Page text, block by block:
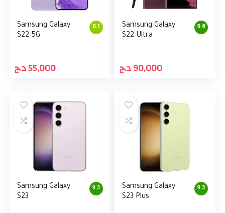
8.1
Samsung Galaxy
S22 5G
55,000د.ج
9.6
Samsung Galaxy
S22 Ultra
90,000د.ج
9.3
Samsung Galaxy
S23
9.3
Samsung Galaxy
S23 Plus